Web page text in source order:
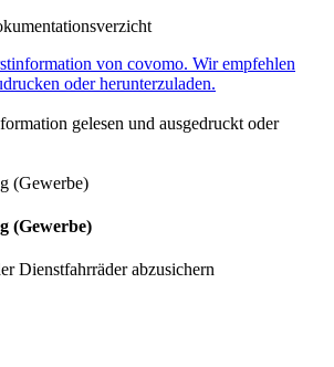
von covomo. Wir empfehlen
oder herunterzuladen.
gelesen und ausgedruckt oder
(Gewerbe)
Dienstfahrräder abzusichern